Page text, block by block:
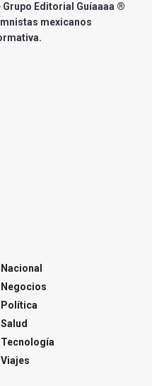
Editorial Guíaaaa ®
mexicanos
Nacional
Negocios
Política
Salud
Tecnología
Viajes